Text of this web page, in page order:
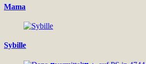
Mama
Sybille